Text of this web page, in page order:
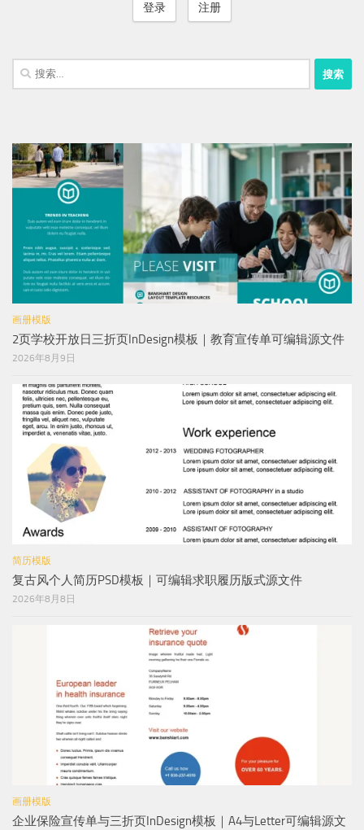
登录 注册
搜
索：
画册模版
2页学校开放日三折页InDesign模板｜教育宣传单可编辑源文件
2026年8月9日
简历模版
复古风个人简历PSD模板｜可编辑求职履历版式源文件
2026年8月8日
画册模版
企业保险宣传单与三折页InDesign模板｜A4与Letter可编辑源文